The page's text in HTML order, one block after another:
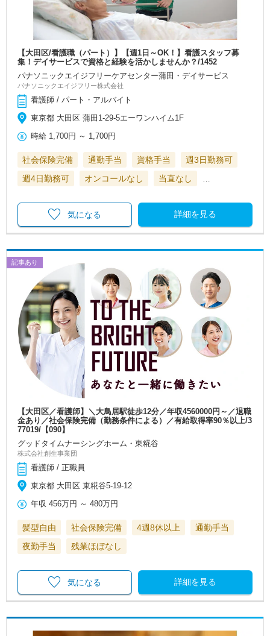
【大田区/看護職（パート）】【週1日～OK！】看護スタッフ募
集！デイサービスで資格と経験を活かしませんか？/1452
パナソニックエイジフリーケアセンター蒲田・デイサービス
パナソニックエイジフリー株式会社
看護師 / パート・アルバイト
東京都 大田区 蒲田1-29-5エーワンハイム1F
時給 1,700円 ～ 1,700円
社会保険完備 通勤手当 資格手当
週3日勤務可
週4日勤務可
オンコールなし 当直なし …
詳細を見る
気になる
記事あり
【大田区／看護師】＼大鳥居駅徒歩12分／年収4560000円～／退職
金あり／社会保険完備（勤務条件による）／有給取得率90％以上/3
77019/【090】
グッドタイムナーシングホーム・東糀谷
株式会社創生事業団
看護師 / 正職員
東京都 大田区 東糀谷5-19-12
年収 456万円 ～480万円
髪型自由 社会保険完備 4週8休以上
通勤手当
夜勤手当
残業ほぼなし
詳細を見る
気になる